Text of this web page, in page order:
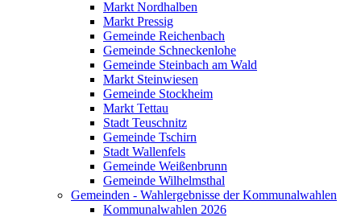
Markt Nordhalben
Markt Pressig
Gemeinde Reichenbach
Gemeinde Schneckenlohe
Gemeinde Steinbach am Wald
Markt Steinwiesen
Gemeinde Stockheim
Markt Tettau
Stadt Teuschnitz
Gemeinde Tschirn
Stadt Wallenfels
Gemeinde Weißenbrunn
Gemeinde Wilhelmsthal
Gemeinden - Wahlergebnisse der Kommunalwahlen
Kommunalwahlen 2026